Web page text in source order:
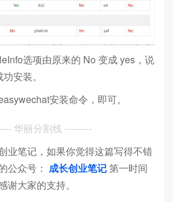
选项由原来的 No 变成 yes，说
安装。
安装命令，即可。
华丽分割线 ---------
业笔记，如果你觉得这篇写得不错
公众号： 成长创业笔记第一时间
谢大家的支持。